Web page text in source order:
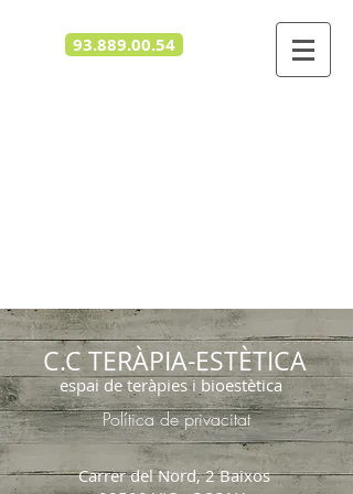
93.889.00.54
C.C TERÀPIA-ESTÈTICA
espai de teràpies i bioestètica
Política de privacitat
Carrer del Nord, 2 Baixos